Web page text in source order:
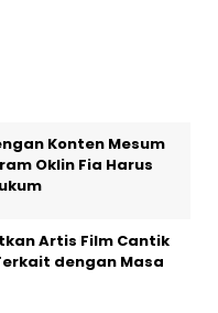
Konten Mesum
Oklin Fia Harus
Artis Film Cantik
dengan Masa